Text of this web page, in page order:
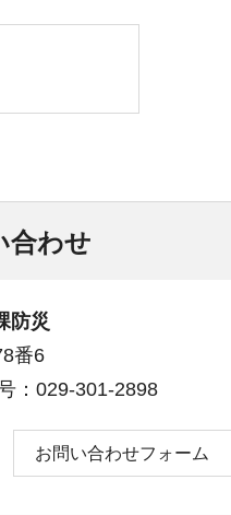
合わせ
防災
番6
：029-301-2898
お問い合わせフォーム